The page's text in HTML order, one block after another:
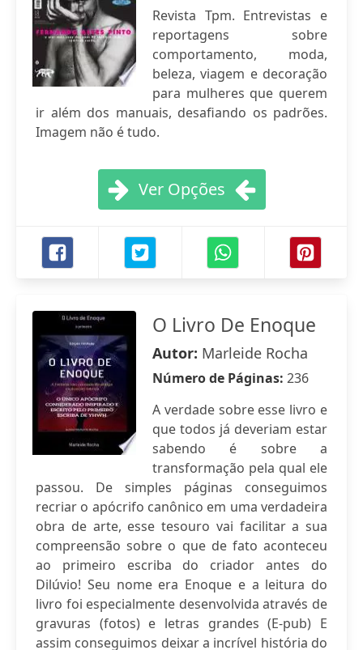
Revista Tpm. Entrevistas e
reportagens sobre
comportamento, moda,
beleza, viagem e decoração
para mulheres que querem
ir além dos manuais, desafiando os padrões.
Imagem não é tudo.
Ver Opções
O Livro De Enoque
Autor: Marleide Rocha
Número de Páginas: 236
A verdade sobre esse livro e
que todos já deveriam estar
sabendo é sobre a
transformação pela qual ele
passou. De simples páginas conseguimos
recriar o apócrifo canônico em uma verdadeira
obra de arte, esse tesouro vai facilitar a sua
compreensão sobre o que de fato aconteceu
ao primeiro escriba do criador antes do
Dilúvio! Seu nome era Enoque e a leitura do
livro foi especialmente desenvolvida através de
gravuras (fotos) e letras grandes (E-pub) E
assim conseguimos deixar a incrível história do